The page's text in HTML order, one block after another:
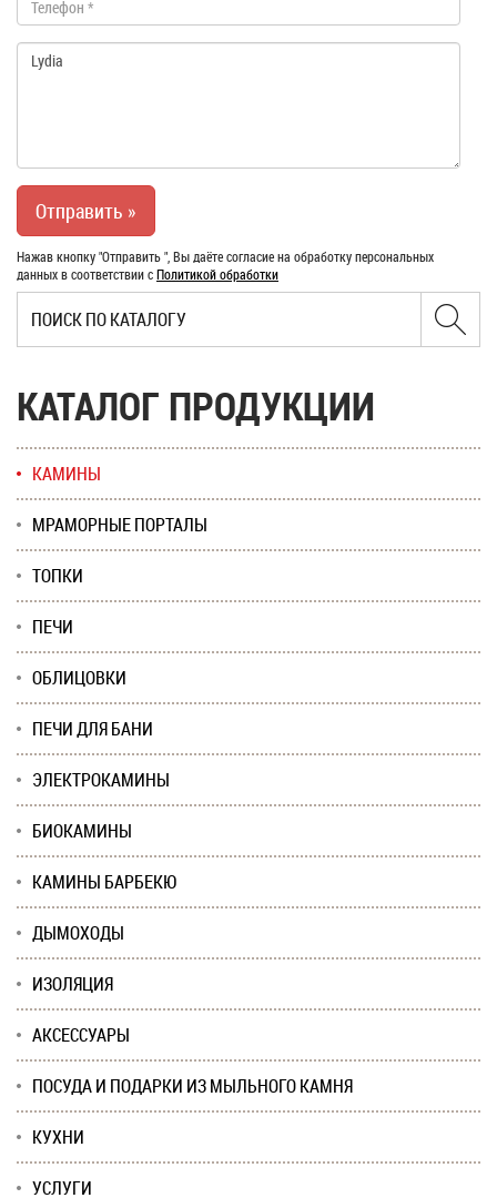
Нажав кнопку "Отправить ", Вы даёте согласие на обработку персональных
данных в соответствии сПолитикой обработки
КАТАЛОГ ПРОДУКЦИИ
КАМИНЫ
МРАМОРНЫЕ ПОРТАЛЫ
ТОПКИ
ПЕЧИ
ОБЛИЦОВКИ
ПЕЧИ ДЛЯ БАНИ
ЭЛЕКТРОКАМИНЫ
БИОКАМИНЫ
КАМИНЫ БАРБЕКЮ
ДЫМОХОДЫ
ИЗОЛЯЦИЯ
АКСЕССУАРЫ
ПОСУДА И ПОДАРКИ ИЗ МЫЛЬНОГО КАМНЯ
КУХНИ
УСЛУГИ